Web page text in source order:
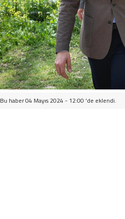
Bu haber 04 Mayıs 2024 - 12:00 'de eklendi.